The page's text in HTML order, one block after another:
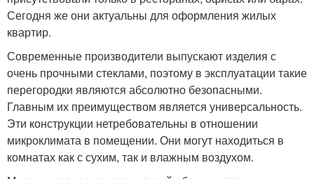
Сегодня же они актуальны для оформления жилых
квартир.
Современные производители выпускают изделия с
очень прочными стеклами, поэтому в эксплуатации такие
перегородки являются абсолютно безопасными.
Главным их преимуществом является универсальность.
Эти конструкции нетребовательны в отношении
микроклимата в помещении. Они могут находиться в
комнатах как с сухим, так и влажным воздухом.